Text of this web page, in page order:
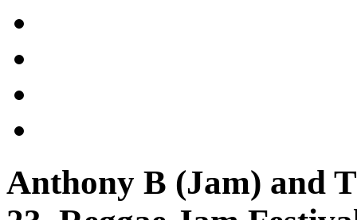
Anthony B (Jam) and